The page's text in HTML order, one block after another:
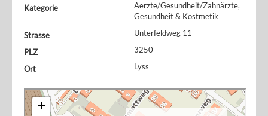
Kategorie
Aerzte/Gesundheit/Zahnärzte,
Gesundheit & Kostmetik
Strasse
Unterfeldweg 11
PLZ
3250
Ort
Lyss